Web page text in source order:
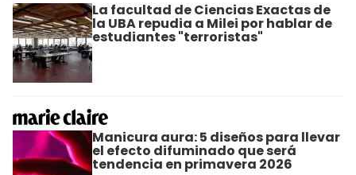
La facultad de Ciencias Exactas de
la UBA repudia a Milei por hablar de
estudiantes "terroristas"
Manicura aura: 5 diseños para llevar
el efecto difuminado que será
tendencia en primavera 2026